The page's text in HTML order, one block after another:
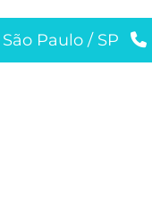
Paulo / SP